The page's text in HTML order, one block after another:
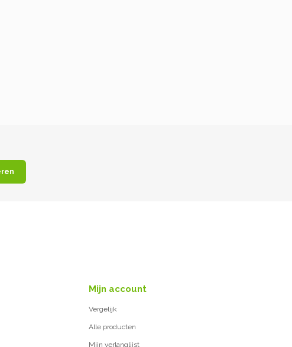
Mijn account
Vergelijk
Alle producten
Mijn verlanglijst